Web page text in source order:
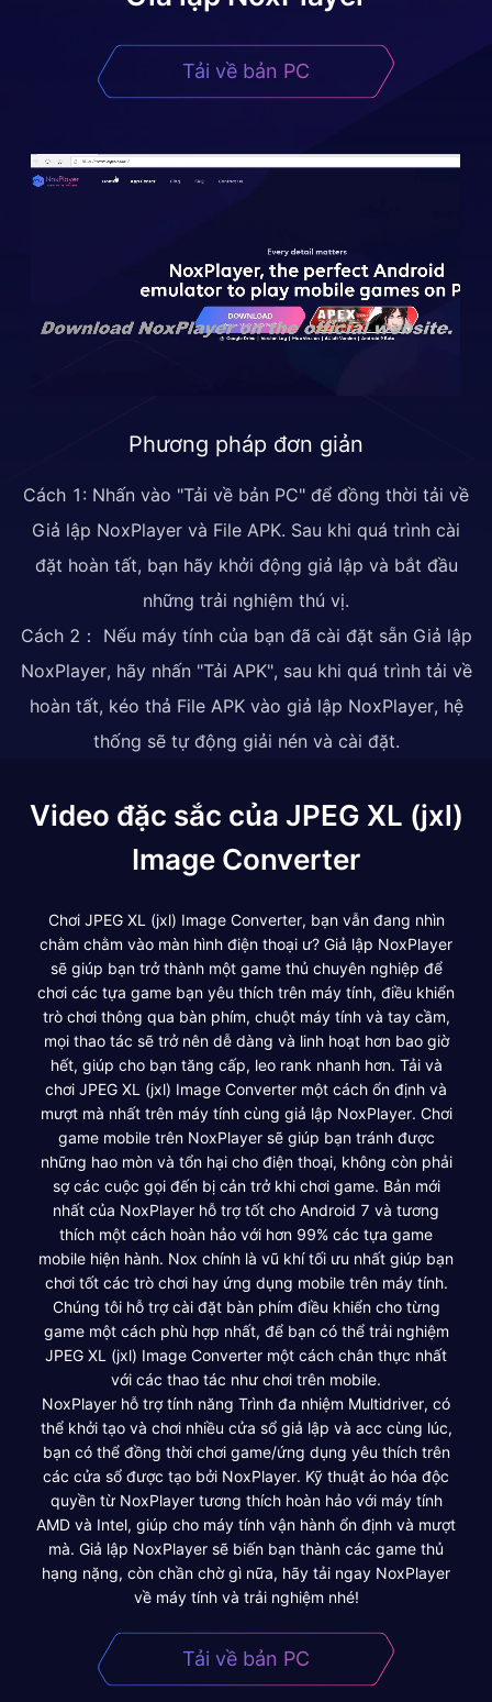
Tải về bản PC
Phương pháp đơn giản
Cách 1: Nhấn vào "Tải về bản PC" để đồng thời tải về
Giả lập NoxPlayer và File APK. Sau khi quá trình cài
đặt hoàn tất, bạn hãy khởi động giả lập và bắt đầu
những trải nghiệm thú vị.
Cách 2： Nếu máy tính của bạn đã cài đặt sẵn Giả lập
NoxPlayer, hãy nhấn "Tải APK", sau khi quá trình tải về
hoàn tất, kéo thả File APK vào giả lập NoxPlayer, hệ
thống sẽ tự động giải nén và cài đặt.
Video đặc sắc của JPEG XL (jxl)
Image Converter
Chơi JPEG XL (jxl) Image Converter, bạn vẫn đang nhìn
chằm chằm vào màn hình điện thoại ư? Giả lập NoxPlayer
sẽ giúp bạn trở thành một game thủ chuyên nghiệp để
chơi các tựa game bạn yêu thích trên máy tính, điều khiển
trò chơi thông qua bàn phím, chuột máy tính và tay cầm,
mọi thao tác sẽ trở nên dễ dàng và linh hoạt hơn bao giờ
hết, giúp cho bạn tăng cấp, leo rank nhanh hơn. Tải và
chơi JPEG XL (jxl) Image Converter một cách ổn định và
mượt mà nhất trên máy tính cùng giả lập NoxPlayer. Chơi
game mobile trên NoxPlayer sẽ giúp bạn tránh được
những hao mòn và tổn hại cho điện thoại, không còn phải
sợ các cuộc gọi đến bị cản trở khi chơi game. Bản mới
nhất của NoxPlayer hỗ trợ tốt cho Android 7 và tương
thích một cách hoàn hảo với hơn 99% các tựa game
mobile hiện hành. Nox chính là vũ khí tối ưu nhất giúp bạn
chơi tốt các trò chơi hay ứng dụng mobile trên máy tính.
Chúng tôi hỗ trợ cài đặt bàn phím điều khiển cho từng
game một cách phù hợp nhất, để bạn có thể trải nghiệm
JPEG XL (jxl) Image Converter một cách chân thực nhất
với các thao tác như chơi trên mobile.
NoxPlayer hỗ trợ tính năng Trình đa nhiệm Multidriver, có
thể khởi tạo và chơi nhiều cửa sổ giả lập và acc cùng lúc,
bạn có thể đồng thời chơi game/ứng dụng yêu thích trên
các cửa sổ được tạo bởi NoxPlayer. Kỹ thuật ảo hóa độc
quyền từ NoxPlayer tương thích hoàn hảo với máy tính
AMD và Intel, giúp cho máy tính vận hành ổn định và mượt
mà. Giả lập NoxPlayer sẽ biến bạn thành các game thủ
hạng nặng, còn chần chờ gì nữa, hãy tải ngay NoxPlayer
về máy tính và trải nghiệm nhé!
Tải về bản PC